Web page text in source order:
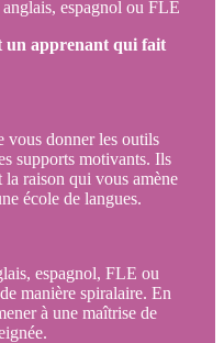
espagnol ou FLE
un apprenant qui fait
vous donner les outils
supports motivants. Ils
la raison qui vous amène
école de langues.
espagnol, FLE ou
manière spiralaire. En
à une maîtrise de